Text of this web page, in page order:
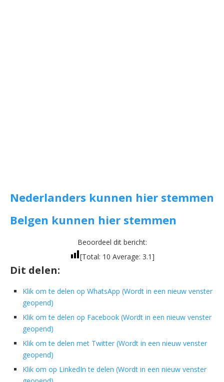
Nederlanders kunnen hier stemmen
Belgen kunnen hier stemmen
Beoordeel dit bericht:
[Total: 10 Average: 3.1]
Dit delen:
Klik om te delen op WhatsApp (Wordt in een nieuw venster
geopend)
Klik om te delen op Facebook (Wordt in een nieuw venster
geopend)
Klik om te delen met Twitter (Wordt in een nieuw venster
geopend)
Klik om op LinkedIn te delen (Wordt in een nieuw venster